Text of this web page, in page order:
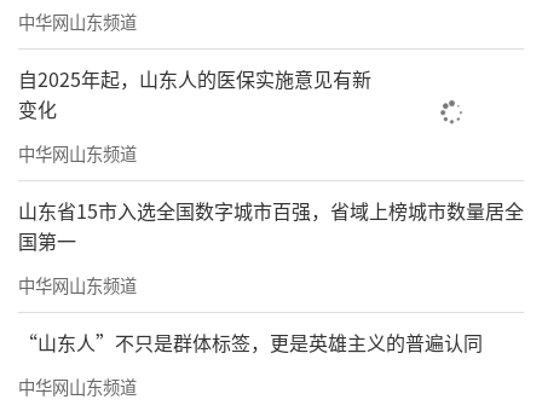
中华网山东频道
自2025年起，山东人的医保实施意见有新
变化
中华网山东频道
山东省15市入选全国数字城市百强，省域上榜城市数量居全
国第一
中华网山东频道
“山东人”不只是群体标签，更是英雄主义的普遍认同
中华网山东频道